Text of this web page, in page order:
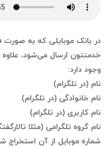
خدمتتون ارسال می‌شود، علاوه
وجود دارد:
نام (در تلگرام)
نام خانوادگی (در تلگرام)
نام کاربری (در تلگرام)
نام گروه تلگرامی (مثلا
شماره موبایل از آن